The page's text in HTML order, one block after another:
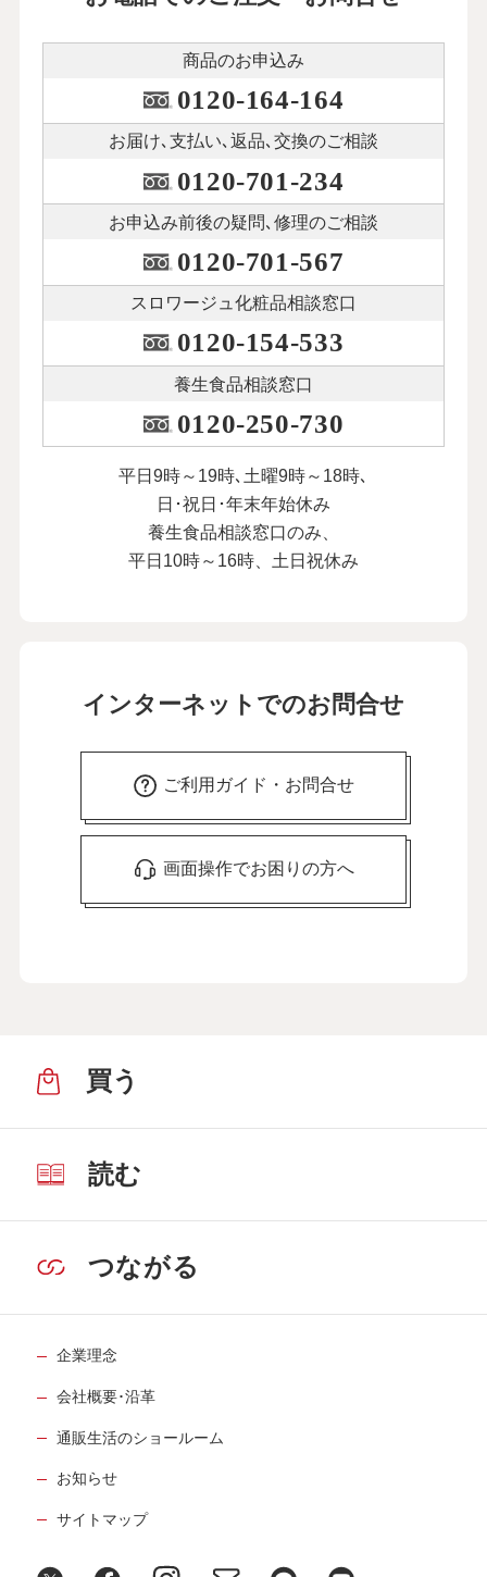
商品のお申込み
0120-164-164
お届け､支払い､ 返品､交換のご相談
0120-701-234
お申込み前後の疑問､修理のご相談
0120-701-567
スロワージュ化粧品相談窓口
0120-154-533
養生食品相談窓口
0120-250-730
平日9時～19時､土曜9時～18時､
日･祝日･年末年始休み
養生食品相談窓口のみ、
平日10時～16時、土日祝休み
インターネットでのお問合せ
ご利用ガイド・お問合せ
画面操作でお困りの方へ
買う
読む
つながる
企業理念
会社概要･沿革
通販生活のショールーム
お知らせ
サイトマップ